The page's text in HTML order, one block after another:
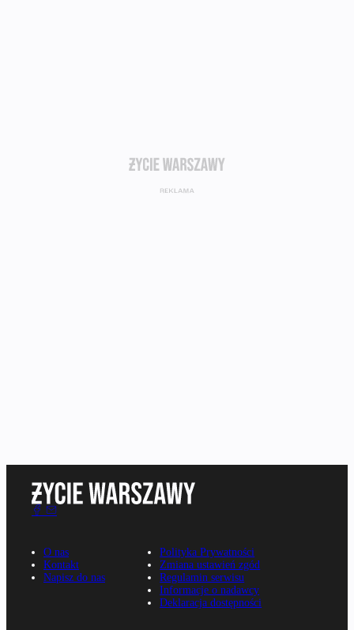
O nas
Kontakt
Napisz do nas
Polityka Prywatności
Zmiana ustawień zgód
Regulamin serwisu
Informacje o nadawcy
Deklaracja dostępności